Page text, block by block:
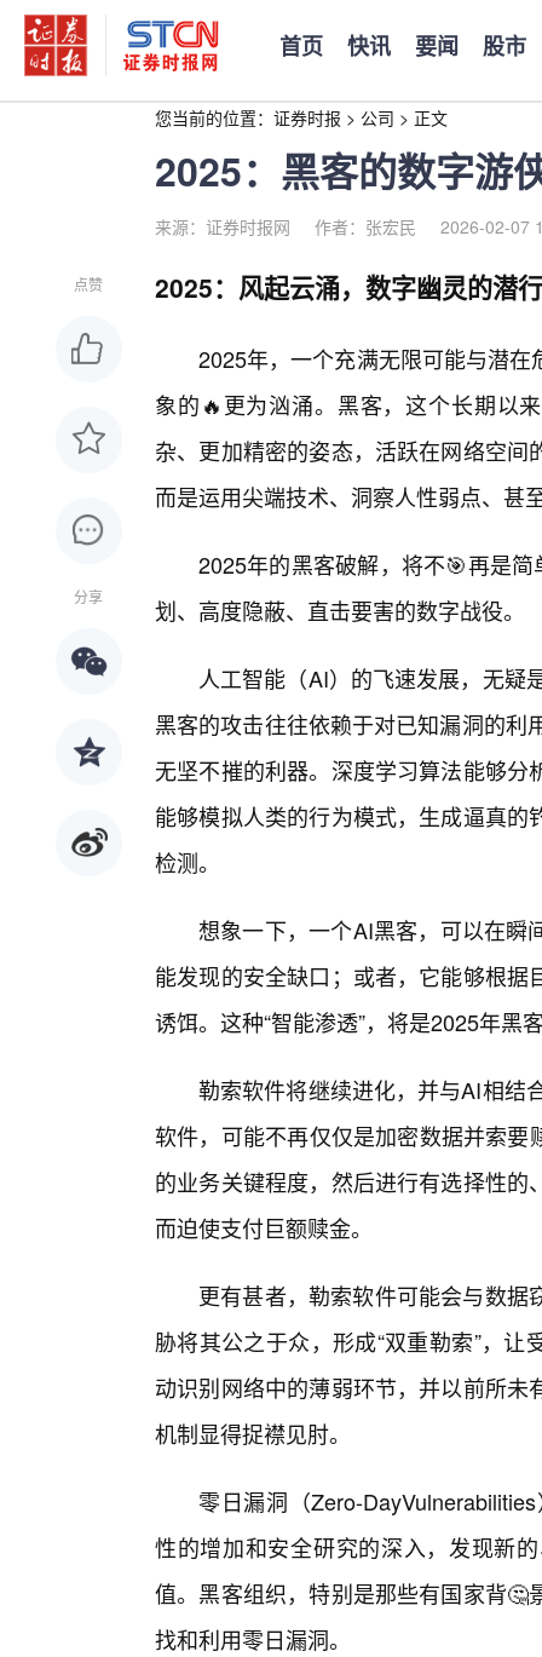
首页 快讯 要闻 股市
您当前的位置： 证券时报 > 公司 > 正文
2025：黑客的数字游
来源：证券时报网 作者：张宏民 2026-02-07
点赞
分享
2025：风起云涌，数字幽灵的潜
2025年，一个充满无限可能与潜
象的🔥更为汹涌。黑客，这个长期以
杂、更加精密的姿态，活跃在网络空
而是运用尖端技术、洞察人性弱点、甚
2025年的黑客破解，将不🎯再是
划、高度隐蔽、直击要害的数字战役。
人工智能（AI）的飞速发展，无疑
黑客的攻击往往依赖于对已知漏洞的
无坚不摧的利器。深度学习算法能够
能够模拟人类的行为模式，生成逼真
检测。
想象一下，一个AI黑客，可以在瞬
能发现的安全缺口；或者，它能够根
诱饵。这种“智能渗透”，将是2025年黑
勒索软件将继续进化，并与AI相结
软件，可能不再仅仅是加密数据并索
的业务关键程度，然后进行有选择性
而迫使支付巨额赎金。
更有甚者，勒索软件可能会与数
胁将其公之于众，形成“双重勒索”，
动识别网络中的薄弱环节，并以前所
机制显得捉襟见肘。
零日漏洞（Zero-
性的增加和安全研究的深入，发现新
值。黑客组织，特别是那些有国家背
找和利用零日漏洞。